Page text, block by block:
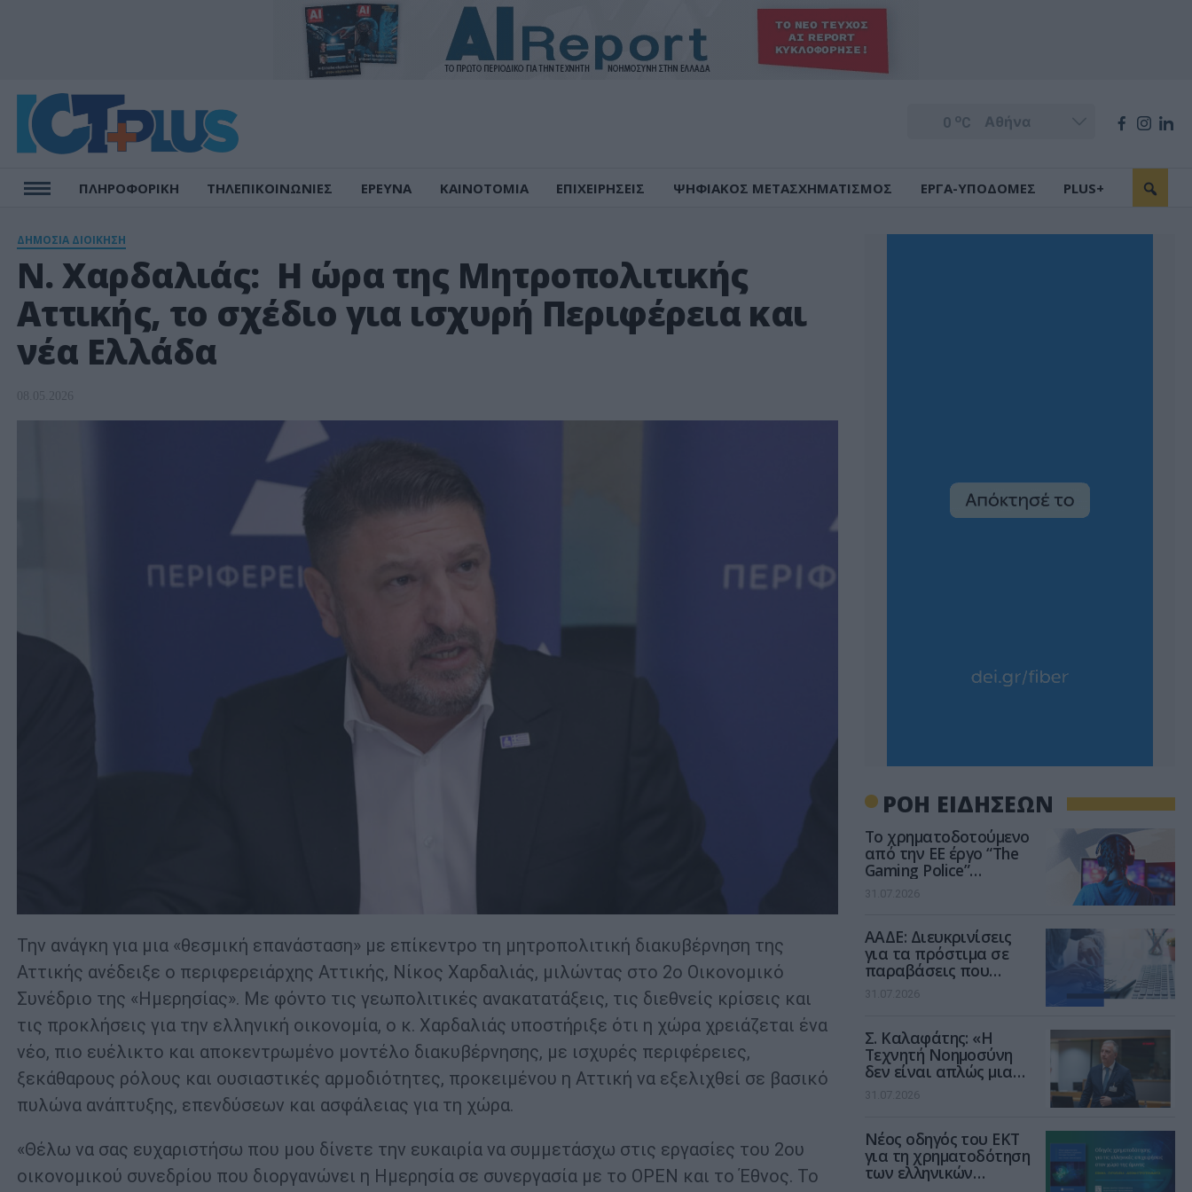
0 oC
ΠΛΗΡΟΦΟΡΙΚΗ ΤΗΛΕΠΙΚΟΙΝΩΝΙΕΣ ΕΡΕΥΝΑ ΚΑΙΝΟΤΟΜΙΑ ΕΠΙΧΕΙΡΗΣΕΙΣ ΨΗΦΙΑΚΟΣ ΜΕΤΑΣΧΗΜΑΤΙΣΜΟΣ ΕΡΓΑ-ΥΠΟΔΟΜΕΣ PLUS+
ΔΗΜΟΣΙΑ ΔΙΟΙΚΗΣΗ
Ν. Χαρδαλιάς: Η ώρα της Μητροπολιτικής
Αττικής, το σχέδιο για ισχυρή Περιφέρεια και
νέα Ελλάδα
08.05.2026
Την ανάγκη για μια «θεσμική επανάσταση» με επίκεντρο τη μητροπολιτική διακυβέρνηση της
Αττικής ανέδειξε ο περιφερειάρχης Αττικής, Νίκος Χαρδαλιάς, μιλώντας στο 2ο Οικονομικό
Συνέδριο της «Ημερησίας». Με φόντο τις γεωπολιτικές ανακατατάξεις, τις διεθνείς κρίσεις και
τις προκλήσεις για την ελληνική οικονομία, ο κ. Χαρδαλιάς υποστήριξε ότι η χώρα χρειάζεται ένα
νέο, πιο ευέλικτο και αποκεντρωμένο μοντέλο διακυβέρνησης, με ισχυρές περιφέρειες,
ξεκάθαρους ρόλους και ουσιαστικές αρμοδιότητες, προκειμένου η Αττική να εξελιχθεί σε βασικό
πυλώνα ανάπτυξης, επενδύσεων και ασφάλειας για τη χώρα.
«Θέλω να σας ευχαριστήσω που μου δίνετε την ευκαιρία να συμμετάσχω στις εργασίες του 2ου
οικονομικού συνεδρίου που διοργανώνει η Ημερησία σε συνεργασία με το OPEN και το Έθνος. Το
ΡΟΗ ΕΙΔΗΣΕΩΝ
Το χρηματοδοτούμενο
από την ΕΕ έργο “The
Gaming Police”
ενισχύει την ασφάλεια
των παιδιών στο
31.07.2026
ΑΑΔΕ: Διευκρινίσεις
για τα πρόστιμα σε
παραβάσεις που
αφορούν τους ΦΗΜ
31.07.2026
Σ. Καλαφάτης: «Η
Τεχνητή Νοημοσύνη
δεν είναι απλώς μια
νέα τεχνολογία, είναι
μια νέα βιομηχανική
31.07.2026
Νέος οδηγός του ΕΚΤ
για τη χρηματοδότηση
των ελληνικών